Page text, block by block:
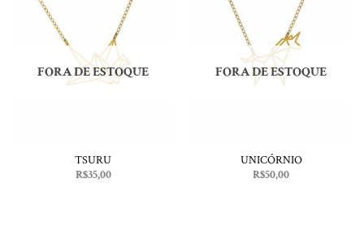
FORA DE ESTOQUE
TSURU
R$35,00
FORA DE ESTOQUE
UNICÓRNIO
R$50,00